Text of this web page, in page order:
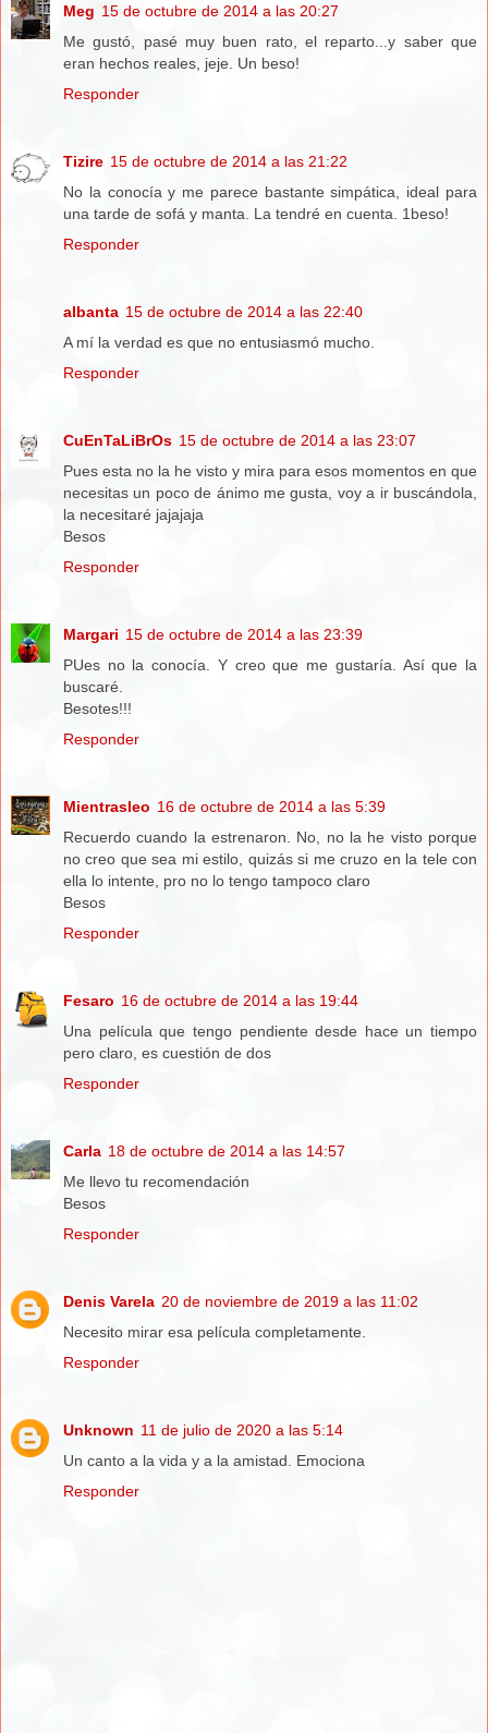
Meg 15 de octubre de 2014 a las 20:27
Me gustó, pasé muy buen rato, el reparto...y saber que
eran hechos reales, jeje. Un beso!
Responder
Tizire 15 de octubre de 2014 a las 21:22
No la conocía y me parece bastante simpática, ideal para
una tarde de sofá y manta. La tendré en cuenta. 1beso!
Responder
albanta 15 de octubre de 2014 a las 22:40
A mí la verdad es que no entusiasmó mucho.
Responder
CuEnTaLiBrOs 15 de octubre de 2014 a las 23:07
Pues esta no la he visto y mira para esos momentos en que
necesitas un poco de ánimo me gusta, voy a ir buscándola,
la necesitaré jajajaja
Besos
Responder
Margari 15 de octubre de 2014 a las 23:39
PUes no la conocía. Y creo que me gustaría. Así que la
buscaré.
Besotes!!!
Responder
Mientrasleo 16 de octubre de 2014 a las 5:39
Recuerdo cuando la estrenaron. No, no la he visto porque
no creo que sea mi estilo, quizás si me cruzo en la tele con
ella lo intente, pro no lo tengo tampoco claro
Besos
Responder
Fesaro 16 de octubre de 2014 a las 19:44
Una película que tengo pendiente desde hace un tiempo
pero claro, es cuestión de dos
Responder
Carla 18 de octubre de 2014 a las 14:57
Me llevo tu recomendación
Besos
Responder
Denis Varela 20 de noviembre de 2019 a las 11:02
Necesito mirar esa película completamente.
Responder
Unknown 11 de julio de 2020 a las 5:14
Un canto a la vida y a la amistad. Emociona
Responder